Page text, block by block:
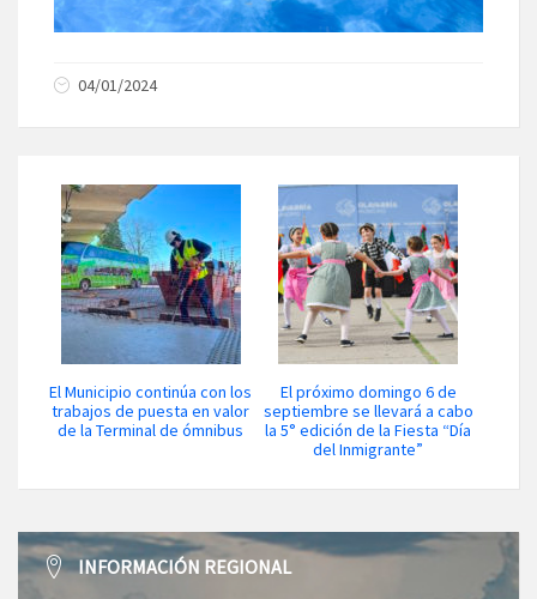
04/01/2024
El Municipio continúa con los
trabajos de puesta en valor
de la Terminal de ómnibus
El próximo domingo 6 de
septiembre se llevará a cabo
la 5° edición de la Fiesta “Día
del Inmigrante”
INFORMACIÓN REGIONAL